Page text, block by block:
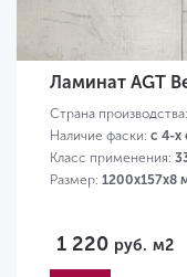
Ламинат AGT
Страна производства:
Наличие фаски: с 4-х
Класс применения:
Размер: 1200х157х8
1 220 руб. м2